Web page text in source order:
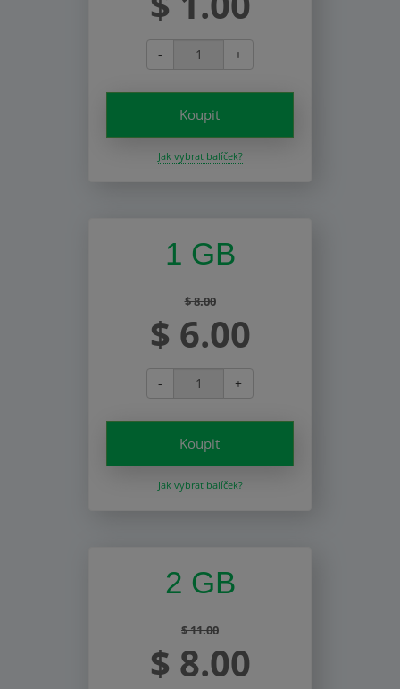
- +
Koupit
Jak vybrat balíček?
1 GB
$ 8.00
$ 6.00
- +
Koupit
Jak vybrat balíček?
2 GB
$ 11.00
$ 8.00